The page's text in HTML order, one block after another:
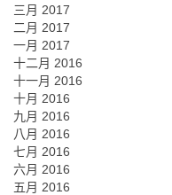
三月 2017
二月 2017
一月 2017
十二月 2016
十一月 2016
十月 2016
九月 2016
八月 2016
七月 2016
六月 2016
五月 2016